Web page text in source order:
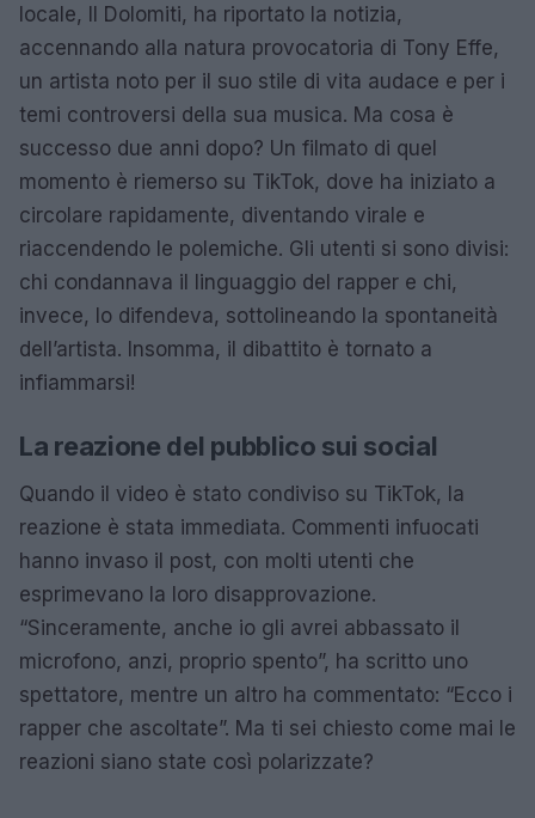
locale, Il Dolomiti, ha riportato la notizia,
accennando alla natura provocatoria di Tony Effe,
un artista noto per il suo stile di vita audace e per i
temi controversi della sua musica. Ma cosa è
successo due anni dopo? Un filmato di quel
momento è riemerso su TikTok, dove ha iniziato a
circolare rapidamente, diventando virale e
riaccendendo le polemiche. Gli utenti si sono divisi:
chi condannava il linguaggio del rapper e chi,
invece, lo difendeva, sottolineando la spontaneità
dell’artista. Insomma, il dibattito è tornato a
infiammarsi!
La reazione del pubblico sui social
Quando il video è stato condiviso su TikTok, la
reazione è stata immediata. Commenti infuocati
hanno invaso il post, con molti utenti che
esprimevano la loro disapprovazione.
“Sinceramente, anche io gli avrei abbassato il
microfono, anzi, proprio spento”, ha scritto uno
spettatore, mentre un altro ha commentato: “Ecco i
rapper che ascoltate”. Ma ti sei chiesto come mai le
reazioni siano state così polarizzate?